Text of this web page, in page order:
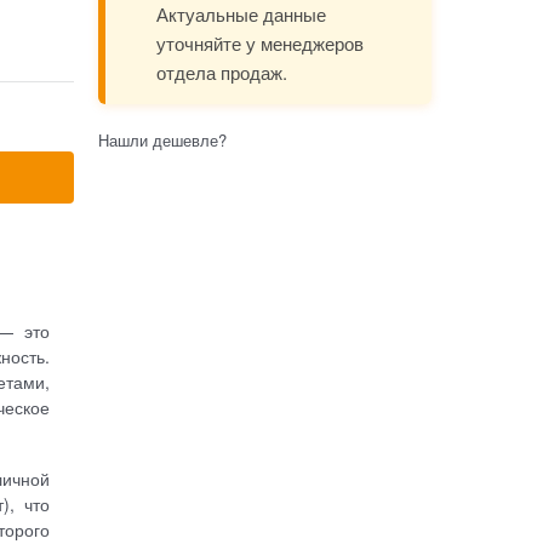
это
что
Актуальные данные
уточняйте у менеджеров
отдела продаж.
Нашли дешевле?